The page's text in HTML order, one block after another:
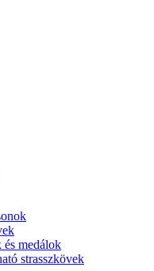
és medálok
strasszkövek